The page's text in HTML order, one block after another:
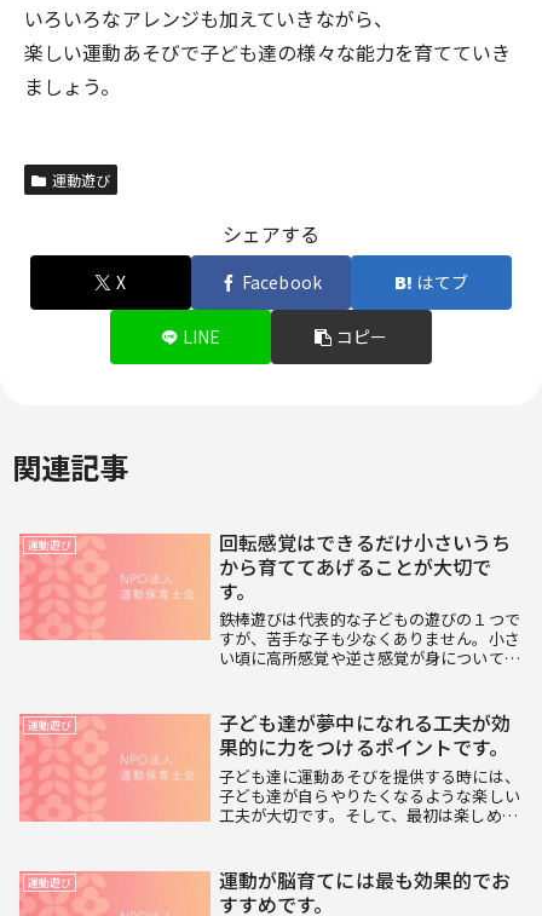
いろいろなアレンジも加えていきながら、
楽しい運動あそびで子ども達の様々な能力を育てていき
ましょう。
運動遊び
シェアする
X Facebook はてブ
LINE コピー
関連記事
運動遊び
回転感覚はできるだけ小さいうち
から育ててあげることが大切で
す。
鉄棒遊びは代表的な子どもの遊びの１つで
すが、苦手な子も少なくありません。小さ
い頃に高所感覚や逆さ感覚が身についてい
てしまいます。一度恐怖心を持ってしまう
と、それを取...
運動遊び
子ども達が夢中になれる工夫が効
果的に力をつけるポイントです。
子ども達に運動あそびを提供する時には、
子ども達が自らやりたくなるような楽しい
工夫が大切です。そして、最初は楽しめて
しまうので変化をつけることがポイントで
す。子ども達...
運動遊び
運動が脳育てには最も効果的でお
すすめです。